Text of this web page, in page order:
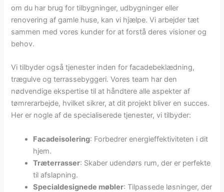
om du har brug for tilbygninger, udbygninger eller
renovering af gamle huse, kan vi hjælpe. Vi arbejder tæt
sammen med vores kunder for at forstå deres visioner og
behov.
Vi tilbyder også tjenester inden for facadebeklædning,
trægulve og terrassebyggeri. Vores team har den
nødvendige ekspertise til at håndtere alle aspekter af
tømrerarbejde, hvilket sikrer, at dit projekt bliver en succes.
Her er nogle af de specialiserede tjenester, vi tilbyder:
Facadeisolering: Forbedrer energieffektiviteten i dit
hjem.
Træterrasser: Skaber udendørs rum, der er perfekte
til afslapning.
Specialdesignede møbler: Tilpassede løsninger, der